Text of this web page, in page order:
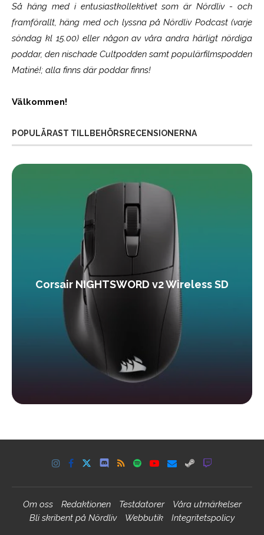
Så häng med i entusiastkollektivet som ärNördliv- och
framförallt, häng med och lyssna på Nördliv Podcast (varje
söndag kl 15.00) eller någon av våra andra härligt nördiga
poddar, den nischade Cultpodden samt populärfilmspodden
Matiné!; alla finns där poddar finns!
Välkommen!
POPULÄRAST TILLBEHÖRSRECENSIONERNA
Corsair NIGHTSWORD v2 Wireless SD
Om oss Redaktionen Testdatorer
Våra utmärkelser
Bli skribent på Nördliv
Webbutik Integritetspolicy